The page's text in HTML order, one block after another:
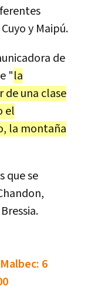
y Maipú.
de
"la
de una clase
el
la montaña
que se
6